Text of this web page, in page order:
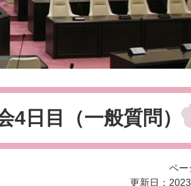
4日目（一般質問）
ペー
更新日：